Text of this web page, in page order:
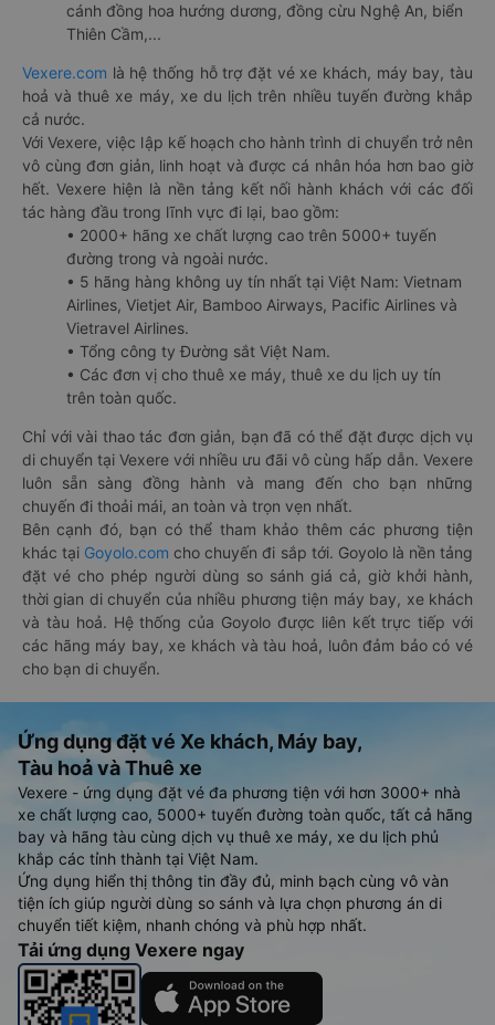
cánh đồng hoa hướng dương, đồng cừu Nghệ An, biển
Thiên Cầm,...
Vexere.com là hệ thống hỗ trợ đặt vé xe khách, máy bay, tàu
hoả và thuê xe máy, xe du lịch trên nhiều tuyến đường khắp
cả nước.
Với Vexere, việc lập kế hoạch cho hành trình di chuyển trở nên
vô cùng đơn giản, linh hoạt và được cá nhân hóa hơn bao giờ
hết. Vexere hiện là nền tảng kết nối hành khách với các đối
tác hàng đầu trong lĩnh vực đi lại, bao gồm:
• 2000+ hãng xe chất lượng cao trên 5000+ tuyến
đường trong và ngoài nước.
• 5 hãng hàng không uy tín nhất tại Việt Nam: Vietnam
Airlines, Vietjet Air, Bamboo Airways, Pacific Airlines và
Vietravel Airlines.
• Tổng công ty Đường sắt Việt Nam.
• Các đơn vị cho thuê xe máy, thuê xe du lịch uy tín
trên toàn quốc.
Chỉ với vài thao tác đơn giản, bạn đã có thể đặt được dịch vụ
di chuyển tại Vexere với nhiều ưu đãi vô cùng hấp dẫn. Vexere
luôn sẵn sàng đồng hành và mang đến cho bạn những
chuyến đi thoải mái, an toàn và trọn vẹn nhất.
Bên cạnh đó, bạn có thể tham khảo thêm các phương tiện
khác tại Goyolo.com cho chuyến đi sắp tới. Goyolo là nền tảng
đặt vé cho phép người dùng so sánh giá cả, giờ khởi hành,
thời gian di chuyển của nhiều phương tiện máy bay, xe khách
và tàu hoả. Hệ thống của Goyolo được liên kết trực tiếp với
các hãng máy bay, xe khách và tàu hoả, luôn đảm bảo có vé
cho bạn di chuyển.
Ứng dụng đặt vé Xe khách, Máy bay,
Tàu hoả và Thuê xe
Vexere - ứng dụng đặt vé đa phương tiện với hơn 3000+ nhà
xe chất lượng cao, 5000+ tuyến đường toàn quốc, tất cả hãng
bay và hãng tàu cùng dịch vụ thuê xe máy, xe du lịch phủ
khắp các tỉnh thành tại Việt Nam.
Ứng dụng hiển thị thông tin đầy đủ, minh bạch cùng vô vàn
tiện ích giúp người dùng so sánh và lựa chọn phương án di
chuyển tiết kiệm, nhanh chóng và phù hợp nhất.
Tải ứng dụng Vexere ngay